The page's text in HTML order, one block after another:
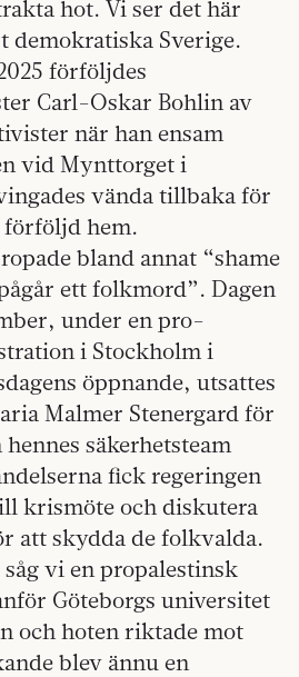
hot. Vi ser det här
demokratiska Sverige.
förföljdes
Carl-Oskar Bohlin av
när han ensam
vid Mynttorget i
vända tillbaka för
hem.
bland annat “shame
ett folkmord”. Dagen
under en pro-
i Stockholm i
öppnande, utsattes
Malmer Stenergard för
säkerhetsteam
fick regeringen
krismöte och diskutera
att skydda de folkvalda.
vi en propalestinsk
Göteborgs universitet
och hoten riktade mot
blev ännu en